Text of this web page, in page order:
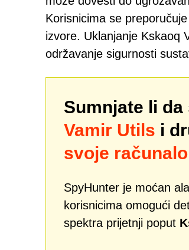
Korisnicima se
izvore. Uklanjanje Kskaoq
održavanje sigurnosti
Sumnjate li
Vamir Utils i
svoje
SpyHunter je moćan
korisnicima omogući
spektra prijetnji poput